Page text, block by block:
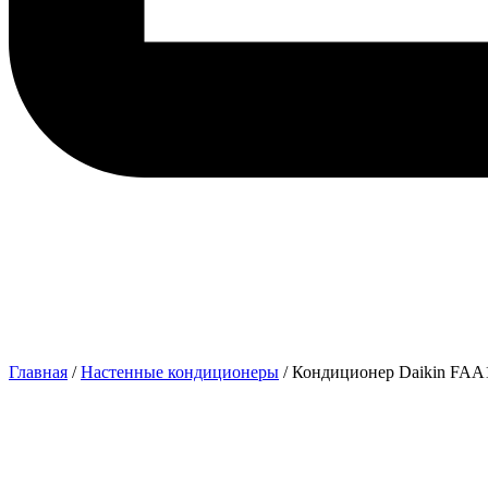
Главная /Настенные кондиционеры / Кондиционер Daikin